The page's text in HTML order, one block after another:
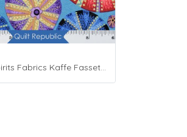
Free Spirits Fabrics Kaffe Fassette Collective Urchin Dark